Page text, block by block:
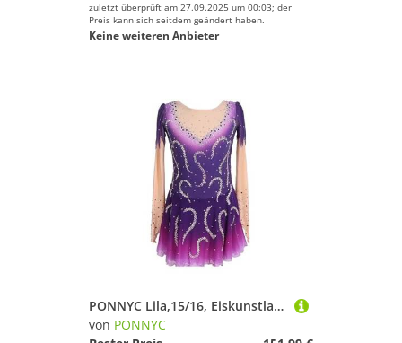
zuletzt überprüft am 27.09.2025 um 00:03; der
Preis kann sich seitdem geändert haben.
Keine weiteren Anbieter
PONNYC Lila,15/16, Eiskunstlauf Kleid Mit Langen Ärmeln Für Mädchen Röcke Für Eiskunstlauf Mit Farbverlauf Trikots Für Rhythmische Gymnastik Mit Flash Diamanten Damen Turnen Wettkampf Kostüme
von PONNYC